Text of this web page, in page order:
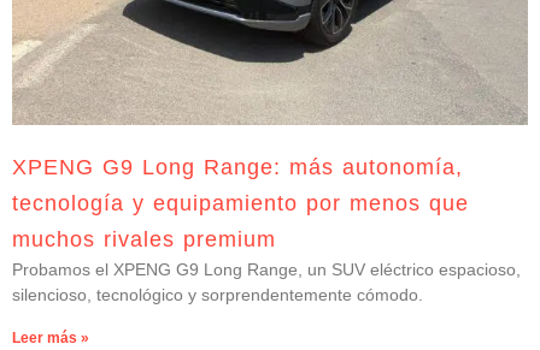
XPENG G9 Long Range: más autonomía,
tecnología y equipamiento por menos que
muchos rivales premium
Probamos el XPENG G9 Long Range, un SUV eléctrico espacioso,
silencioso, tecnológico y sorprendentemente cómodo.
Leer más »